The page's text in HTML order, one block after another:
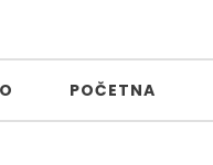
POČETNA